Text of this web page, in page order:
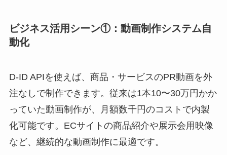
ビジネス活用シーン①：動画制作システム自
動化
D-ID APIを使えば、商品・サービスのPR動画を外
注なしで制作できます。従来は1本10〜30万円かか
っていた動画制作が、月額数千円のコストで内製
化可能です。ECサイトの商品紹介や展示会用映像
など、継続的な動画制作に最適です。